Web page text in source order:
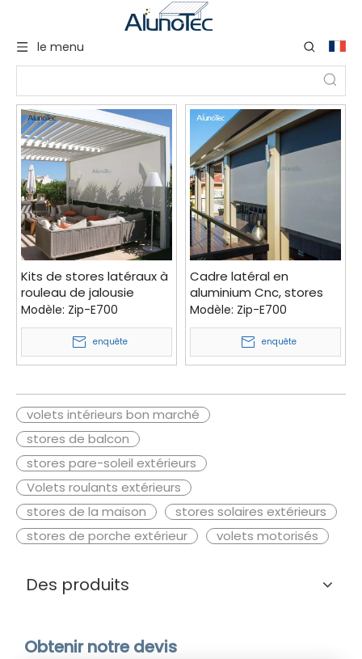
le menu
Kits de stores latéraux à
rouleau de jalousie
d'extérieur motorisés en
aluminium à vendre
Modèle: Zip-E700
enquête
Cadre latéral en
aluminium Cnc, stores
latéraux décoratifs
découpés au Laser,
costume, store
enrouleur, écran latéral
Modèle: Zip-E700
enquête
volets intérieurs bon marché
stores de balcon
stores pare-soleil extérieurs
Volets roulants extérieurs
stores de la maison
stores solaires extérieurs
stores de porche extérieur
volets motorisés
Des produits
Obtenir notre devis